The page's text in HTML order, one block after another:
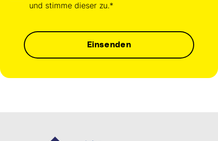
und stimme dieser zu.*